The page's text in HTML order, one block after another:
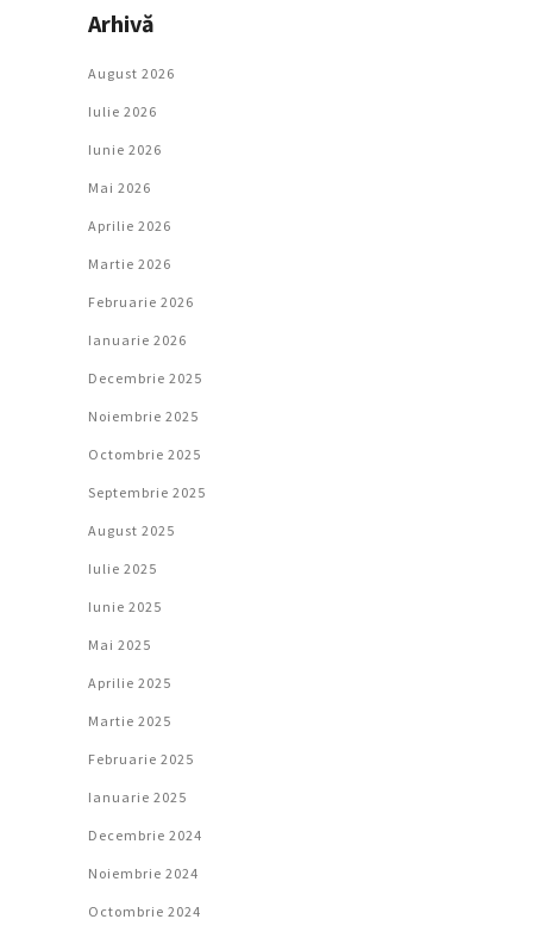
Arhivă
August 2026
Iulie 2026
Iunie 2026
Mai 2026
Aprilie 2026
Martie 2026
Februarie 2026
Ianuarie 2026
Decembrie 2025
Noiembrie 2025
Octombrie 2025
Septembrie 2025
August 2025
Iulie 2025
Iunie 2025
Mai 2025
Aprilie 2025
Martie 2025
Februarie 2025
Ianuarie 2025
Decembrie 2024
Noiembrie 2024
Octombrie 2024